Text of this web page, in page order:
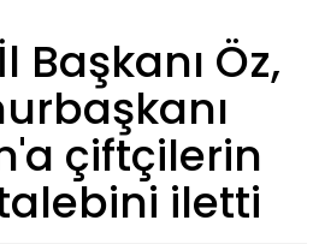
Başkanı Öz,
çiftçilerin
iletti